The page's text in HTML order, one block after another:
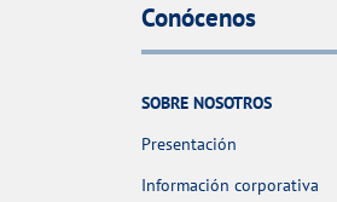
Conócenos
SOBRE NOSOTROS
Presentación
Información corporativa